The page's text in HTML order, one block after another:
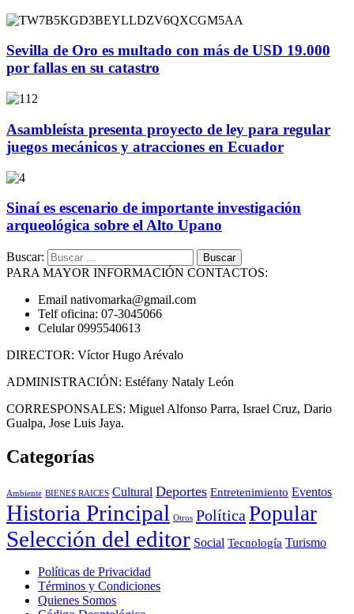
Sevilla de Oro es multado con más de USD 19.000
por fallas en su catastro
Asambleísta presenta proyecto de ley para regular
juegos mecánicos y atracciones en Ecuador
Sinaí es escenario de importante investigación
arqueológica sobre el Alto Upano
Buscar:
PARA MAYOR INFORMACIÓN CONTACTOS:
Email nativomarka@gmail.com
Telf oficina: 07-3045066
Celular 0995540613
DIRECTOR: Víctor Hugo Arévalo
ADMINISTRACIÓN: Estéfany Nataly León
CORRESPONSALES: Miguel Alfonso Parra, Israel Cruz, Dario
Gualpa, Jose Luis Jaya.
Categorías
Ambiente BIENES RAICES Cultural Deportes Entretenimiento Eventos
Historia Principal Otros Política Popular
Selección del editor Social Tecnología Turismo
Políticas de Privacidad
Términos y Condiciones
Quienes Somos